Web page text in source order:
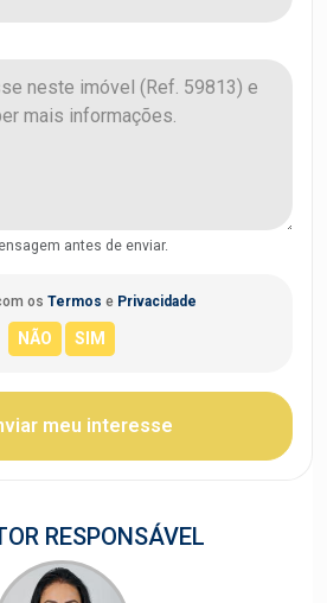
antes de enviar.
os Termos e Privacidade
meu interesse
RESPONSÁVEL